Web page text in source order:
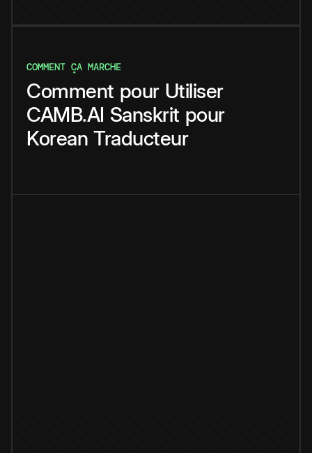
COMMENT ÇA MARCHE
Comment pour Utiliser
CAMB.AI Sanskrit pour
Korean Traducteur